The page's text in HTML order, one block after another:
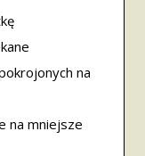
na
na mniejsze